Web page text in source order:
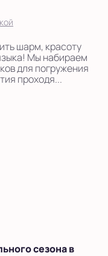
шарм, красоту
Мы набираем
для погружения
проходя...
сезона в